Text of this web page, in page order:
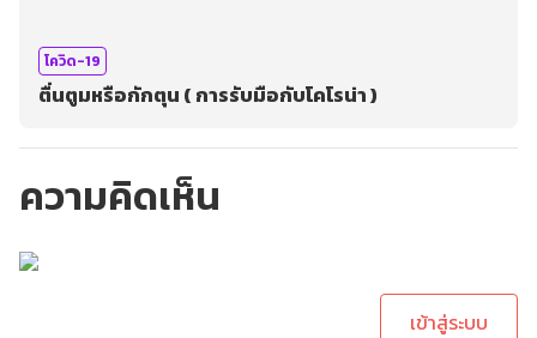
โควิด-19
ตื่นตูมหรือกักตุน ( การรับมือกับโคโรน่า )
ความคิดเห็น
เข้าสู่ระบบ